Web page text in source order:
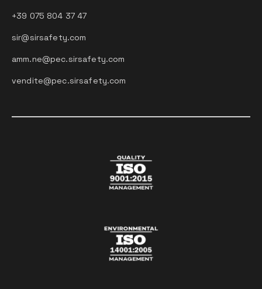
+39 075 804 37 47
sir@sirsafety.com
amm.ne@pec.sirsafety.com
vendite@pec.sirsafety.com